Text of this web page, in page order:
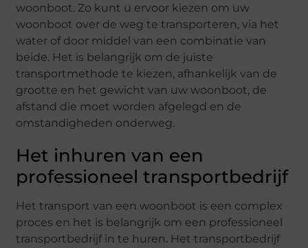
woonboot. Zo kunt u ervoor kiezen om uw
woonboot over de weg te transporteren, via het
water of door middel van een combinatie van
beide. Het is belangrijk om de juiste
transportmethode te kiezen, afhankelijk van de
grootte en het gewicht van uw woonboot, de
afstand die moet worden afgelegd en de
omstandigheden onderweg.
Het inhuren van een
professioneel transportbedrijf
Het transport van een woonboot is een complex
proces en het is belangrijk om een professioneel
transportbedrijf in te huren. Het transportbedrijf